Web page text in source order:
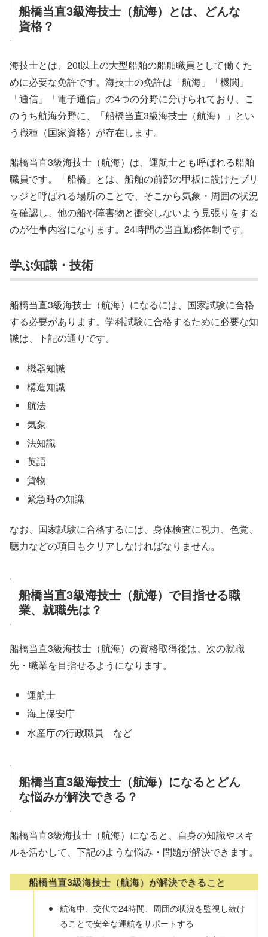
船橋当直3級海技士（航海）とは、どんな
資格？
海技士とは、20t以上の大型船舶の船舶職員として働くた
めに必要な免許です。海技士の免許は「航海」「機関」
「通信」「電子通信」の4つの分野に分けられており、こ
のうち航海分野に、「船橋当直3級海技士（航海）」とい
う職種（国家資格）が存在します。
船橋当直3級海技士（航海）は、運航士とも呼ばれる船舶
職員です。「船橋」とは、船舶の前部の甲板に設けたブリ
ッジと呼ばれる場所のことで、そこから気象・周囲の状況
を確認し、他の船や障害物と衝突しないよう見張りをする
のが仕事内容になります。24時間の当直勤務体制です。
学ぶ知識・技術
船橋当直3級海技士（航海）になるには、国家試験に合格
する必要があります。学科試験に合格するために必要な知
識は、下記の通りです。
機器知識
構造知識
航法
気象
法知識
英語
貨物
緊急時の知識
なお、国家試験に合格するには、身体検査に視力、色覚、
聴力などの項目もクリアしなければなりません。
船橋当直3級海技士（航海）で目指せる職
業、就職先は？
船橋当直3級海技士（航海）の資格取得後は、次の就職
先・職業を目指せるようになります。
運航士
海上保安庁
水産庁の行政職員 など
船橋当直3級海技士（航海）になるとどん
な悩みが解決できる？
船橋当直3級海技士（航海）になると、自身の知識やスキ
ルを活かして、下記のような悩み・問題が解決できます。
船橋当直3級海技士（航海）が解決できること
航海中、交代で24時間、周囲の状況を監視し続け
ることで安全な運航をサポートする